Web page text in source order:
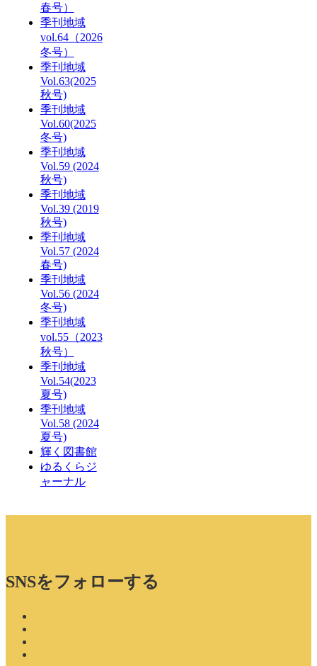
春号）
季刊地域
vol.64（2026
冬号）
季刊地域
Vol.63(2025
秋号)
季刊地域
Vol.60(2025
冬号)
季刊地域
Vol.59 (2024
秋号)
季刊地域
Vol.39 (2019
秋号)
季刊地域
Vol.57 (2024
春号)
季刊地域
Vol.56 (2024
冬号)
季刊地域
vol.55（2023
秋号）
季刊地域
Vol.54(2023
夏号)
季刊地域
Vol.58 (2024
夏号)
輝く図書館
ゆるくらジ
ャーナル
SNSをフォローする